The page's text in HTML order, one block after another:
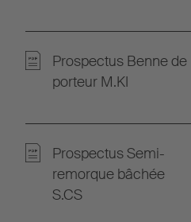
Prospectus Benne de
porteur M.KI
Prospectus Semi-
remorque bâchée
S.CS